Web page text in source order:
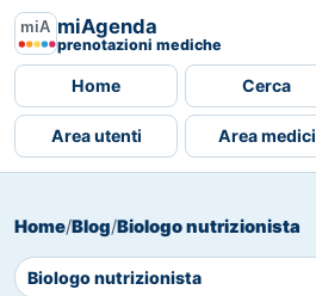
miAgenda
prenotazioni mediche
Home Cerca
Area utenti Area medici
Home/Blog/Biologo nutrizionista
Biologo nutrizionista